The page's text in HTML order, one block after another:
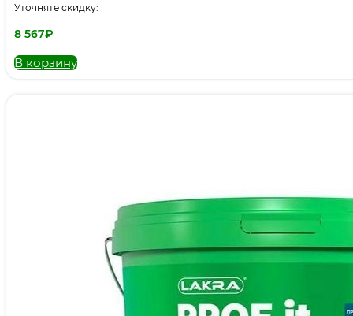
Уточняте скидку:
8 567₽
В корзину